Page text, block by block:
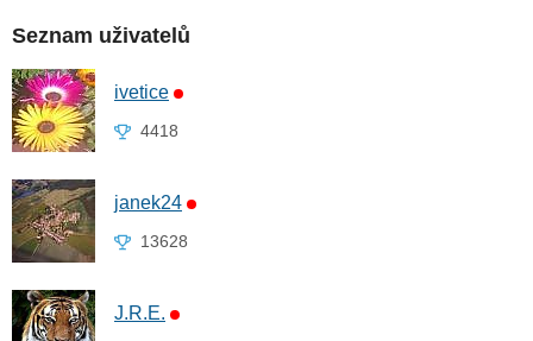
Seznam uživatelů
ivetice
4418
janek24
13628
J.R.E.